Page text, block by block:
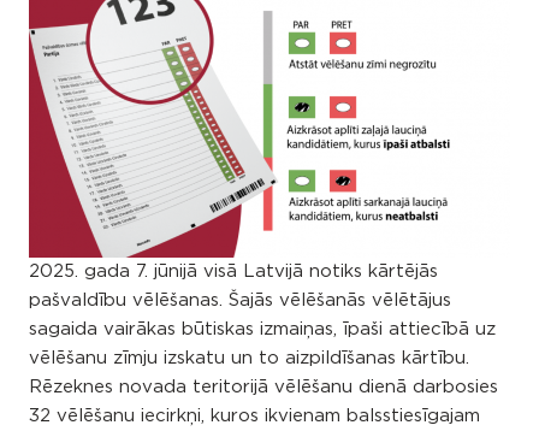
2025. gada 7. jūnijā visā Latvijā notiks kārtējās
pašvaldību vēlēšanas. Šajās vēlēšanās vēlētājus
sagaida vairākas būtiskas izmaiņas, īpaši attiecībā uz
vēlēšanu zīmju izskatu un to aizpildīšanas kārtību.
Rēzeknes novada teritorijā vēlēšanu dienā darbosies
32 vēlēšanu iecirkņi, kuros ikvienam balsstiesīgajam